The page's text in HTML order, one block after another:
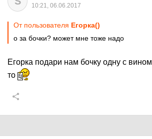
10:21, 06.06.2017
От пользователя Егорка()
о за бочки? может мне тоже надо
Егорка подари нам бочку одну с вином
то